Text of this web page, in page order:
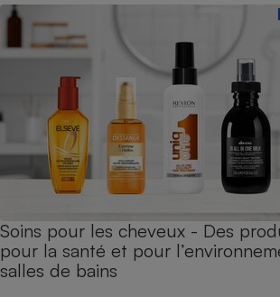
Soins pour les cheveux - Des
pour la santé et pour
salles de bains